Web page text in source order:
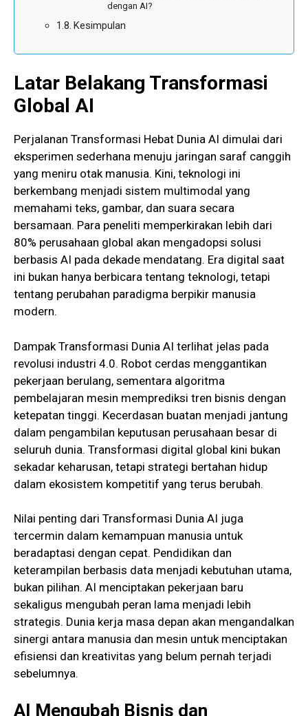
dengan AI?
Kesimpulan
Latar Belakang Transformasi
Global AI
Perjalanan Transformasi Hebat Dunia AI dimulai dari
eksperimen sederhana menuju jaringan saraf canggih
yang meniru otak manusia. Kini, teknologi ini
berkembang menjadi sistem multimodal yang
memahami teks, gambar, dan suara secara
bersamaan. Para peneliti memperkirakan lebih dari
80% perusahaan global akan mengadopsi solusi
berbasis AI pada dekade mendatang. Era digital saat
ini bukan hanya berbicara tentang teknologi, tetapi
tentang perubahan paradigma berpikir manusia
modern.
Dampak Transformasi Dunia AI terlihat jelas pada
revolusi industri 4.0. Robot cerdas menggantikan
pekerjaan berulang, sementara algoritma
pembelajaran mesin memprediksi tren bisnis dengan
ketepatan tinggi. Kecerdasan buatan menjadi jantung
dalam pengambilan keputusan perusahaan besar di
seluruh dunia. Transformasi digital global kini bukan
sekadar keharusan, tetapi strategi bertahan hidup
dalam ekosistem kompetitif yang terus berubah.
Nilai penting dari Transformasi Dunia AI juga
tercermin dalam kemampuan manusia untuk
beradaptasi dengan cepat. Pendidikan dan
keterampilan berbasis data menjadi kebutuhan utama,
bukan pilihan. AI menciptakan pekerjaan baru
sekaligus mengubah peran lama menjadi lebih
strategis. Dunia kerja masa depan akan mengandalkan
sinergi antara manusia dan mesin untuk menciptakan
efisiensi dan kreativitas yang belum pernah terjadi
sebelumnya.
AI Mengubah Bisnis dan